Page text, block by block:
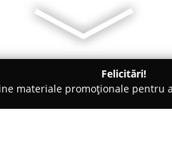
Felicitări!
materiale promoționale pentru